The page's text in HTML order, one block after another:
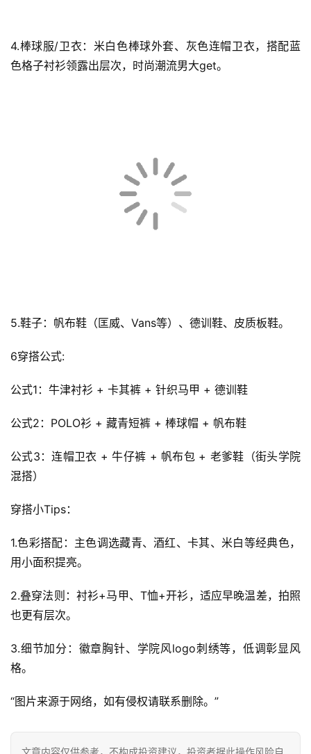
4.棒球服/卫衣：米白色棒球外套、灰色连帽卫衣，搭配蓝
色格子衬衫领露出层次，时尚潮流男大get。
5.鞋子：帆布鞋（匡威、Vans等）、德训鞋、皮质板鞋。
6穿搭公式:
公式1：牛津衬衫 + 卡其裤 + 针织马甲 + 德训鞋
公式2：POLO衫 + 藏青短裤 + 棒球帽 + 帆布鞋
公式3：连帽卫衣 + 牛仔裤 + 帆布包 + 老爹鞋（街头学院
混搭）
穿搭小Tips：
1.色彩搭配：主色调选藏青、酒红、卡其、米白等经典色，
用小面积提亮。
2.叠穿法则：衬衫+马甲、T恤+开衫，适应早晚温差，拍照
也更有层次。
3.细节加分：徽章胸针、学院风logo刺绣等，低调彰显风
格。
“图片来源于网络，如有侵权请联系删除。”
文章内容仅供参考，不构成投资建议，投资者据此操作风险自